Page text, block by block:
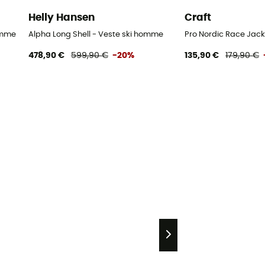
Helly Hansen
Alpha Long Shell - Veste ski homme
478,90 € 599,90 € -20%
Craft
Pro Nordic Race
135,90 € 179,90 €